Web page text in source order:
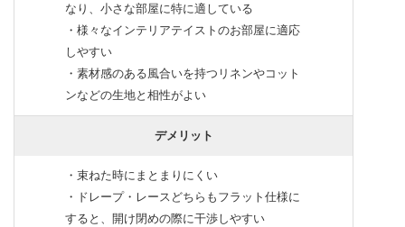
なり、小さな部屋に特に適している
・様々なインテリアテイストのお部屋に適応
しやすい
・素材感のある風合いを持つリネンやコット
ンなどの生地と相性がよい
デメリット
・束ねた時にまとまりにくい
・ドレープ・レースどちらもフラット仕様に
すると、開け閉めの際に干渉しやすい